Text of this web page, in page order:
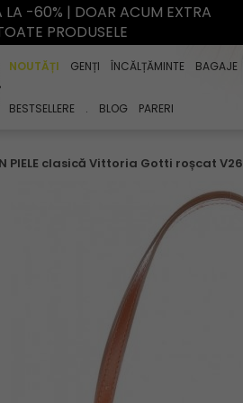
LA -60% | DOAR ACUM EXTRA
PRODUSELE
NOUTĂȚI GENȚI ÎNCĂLȚĂMINTE BAGAJE
BESTSELLERE . BLOG PARERI
PIELE clasică Vittoria Gotti roșcat V26